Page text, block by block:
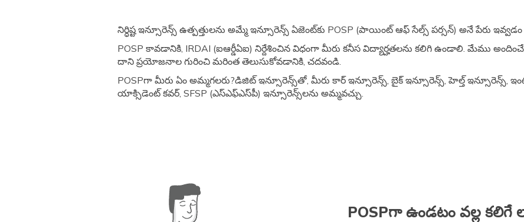
నిర్ధిష్ట ఇన్సూరెన్స్ ఉత్పత్తులను అమ్మే ఇన్సూరెన్స్ ఏజెంట్‎కు POSP (పాయింట్ ఆఫ్ సేల్స్ పర్సన్) అనే పేరు ఇవ్వడం
POSP కావడానికి, IRDAI (ఐఆర్డీఏఐ) నిర్దేశించిన విధంగా మీరు కనీస విద్యార్హతలను కలిగి ఉండాలి. మేము
దాని ప్రయోజనాల గురించి మరింత తెలుసుకోవడానికి, చదవండి.
POSPగా మీరు ఏం అమ్మగలరు?డిజిట్‌ ఇన్సూరెన్స్‎తో, మీరు కార్‌ ఇన్సూరెన్స్, బైక్ ఇన్సూరెన్స్, హెల్త్ ఇన్సూరెన్స్,
యాక్సిడెంట్ కవర్, SFSP (ఎస్‌ఎఫ్‌ఎస్‌పీ) ఇన్సూరెన్స్‎లను అమ్మవచ్చు.
POSPగా ఉండటం వల్ల